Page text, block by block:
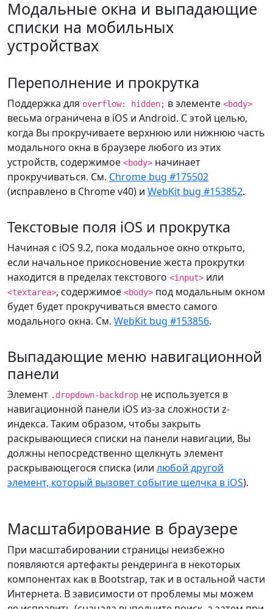
Модальные окна и выпадающие
списки на мобильных
устройствах
Переполнение и прокрутка
Поддержка для overflow: hidden; в элементе <body>
весьма ограничена в iOS и Android. С этой целью,
когда Вы прокручиваете верхнюю или нижнюю часть
модального окна в браузере любого из этих
устройств, содержимое <body> начинает
прокручиваться. См. Chrome bug #175502
(исправлено в Chrome v40) и WebKit bug #153852.
Текстовые поля iOS и прокрутка
Начиная с iOS 9.2, пока модальное окно открыто,
если начальное прикосновение жеста прокрутки
находится в пределах текстового <input> или
<textarea>, содержимое <body> под модальным окном
будет будет прокручиваться вместо самого
модального окна. См. WebKit bug #153856.
Выпадающие меню навигационной
панели
Элемент .dropdown-backdrop не используется в
навигационной панели iOS из-за сложности z-
индекса. Таким образом, чтобы закрыть
раскрывающиеся списки на панели навигации, Вы
должны непосредственно щелкнуть элемент
раскрывающегося списка (или любой другой
элемент, который вызовет событие щелчка в iOS).
Масштабирование в браузере
При масштабировании страницы неизбежно
появляются артефакты рендеринга в некоторых
компонентах как в Bootstrap, так и в остальной части
Интернета. В зависимости от проблемы мы можем